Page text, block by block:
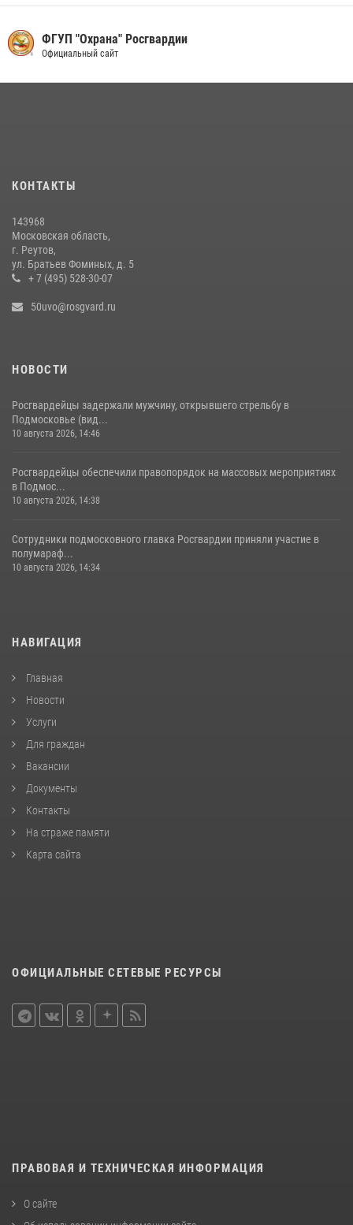
31 июля 2026, 14:00
В День парашютиста героем рубрики «Знай наших» стал сотрудник
вневедомственной охраны подмосковного главка Росгвардии
14 июля 2026, 14:41
ФГУП "Охрана" Росгвардии
Официальный сайт
КОНТАКТЫ
143968
Московская область,
г. Реутов,
ул. Братьев Фоминых, д. 5
+ 7 (495) 528-30-07
50uvo@rosgvard.ru
НОВОСТИ
Росгвардейцы задержали мужчину, открывшего стрельбу в
Подмосковье (вид...
10 августа 2026, 14:46
Росгвардейцы обеспечили правопорядок на массовых мероприятиях
в Подмос...
10 августа 2026, 14:38
Сотрудники подмосковного главка Росгвардии приняли участие в
полумараф...
10 августа 2026, 14:34
НАВИГАЦИЯ
Главная
Новости
Услуги
Для граждан
Вакансии
Документы
Контакты
На страже памяти
Карта сайта
ОФИЦИАЛЬНЫЕ СЕТЕВЫЕ РЕСУРСЫ
ПРАВОВАЯ И ТЕХНИЧЕСКАЯ ИНФОРМАЦИЯ
О сайте